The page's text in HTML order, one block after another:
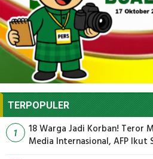
TERPOPULER
1
18 Warga Jadi Korban! Teror
Media Internasional, AFP Ikut